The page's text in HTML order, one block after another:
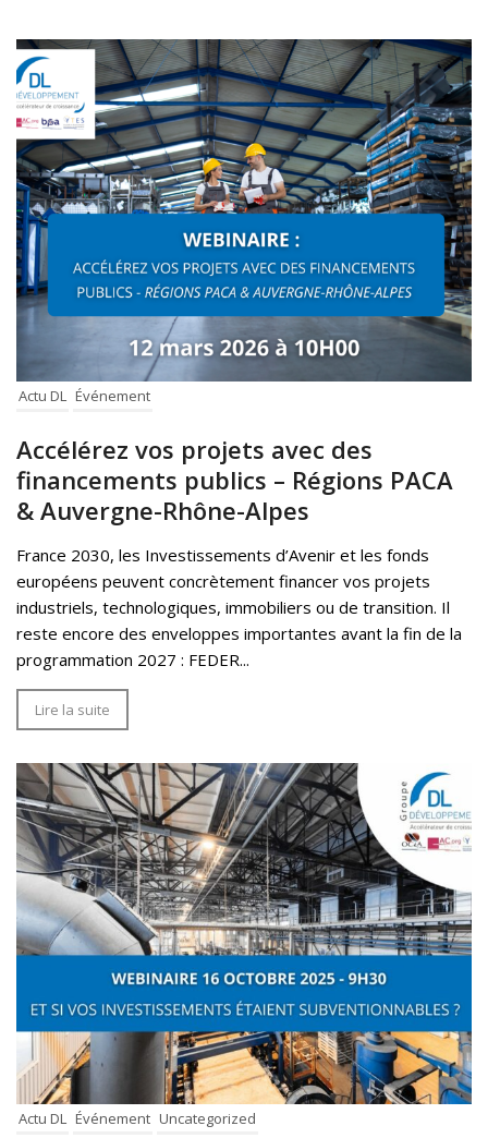
Actu DL Événement
Accélérez vos projets avec des
financements publics – Régions PACA
& Auvergne-Rhône-Alpes
France 2030, les Investissements d’Avenir et les fonds
européens peuvent concrètement financer vos projets
industriels, technologiques, immobiliers ou de transition. Il
reste encore des enveloppes importantes avant la fin de la
programmation 2027 : FEDER...
Lire la suite
Actu DL Événement Uncategorized